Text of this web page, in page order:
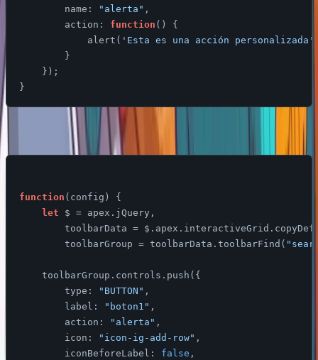
name : "alerta" ,
action : function ( ) {
            alert(
'Esta es una acción personalizada'
        }
    });
El codigo completo ya con los botones quedaria asi.
function ( config ) {
let $ = apex.jQuery,
toolbarData =
        toolbarGroup = toolbarData.toolbarFind(
    toolbarGroup.controls.push({
type : "BUTTON" ,
label : "boton1" ,
action : "alerta" ,
icon : "icon-ig-add-row" ,
iconBeforeLabel : false ,